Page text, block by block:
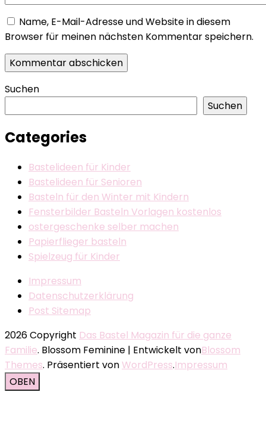
Name, E-Mail-Adresse und Website in diesem
Browser für meinen nächsten Kommentar speichern.
Suchen
Suchen
Categories
Bastelideen für Kinder
Bastelideen für Senioren
Basteln für den Winter mit Kindern
Fensterbilder Basteln Vorlagen kostenlos
ostergeschenke selber machen
Papierflieger basteln
Spielzeug für Kinder
Impressum
Datenschutzerklärung
Post Sitemap
2026 Copyright Das Bastel Magazin für die ganze
Familie. Blossom Feminine | Entwickelt vonBlossom
Themes. Präsentiert vonWordPress.Impressum
OBEN